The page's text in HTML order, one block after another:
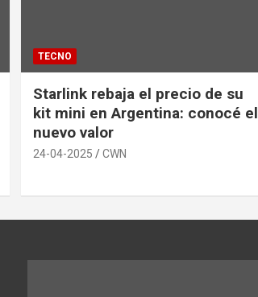
TECNO
Starlink rebaja el precio de su
kit mini en Argentina: conocé el
nuevo valor
24-04-2025 CWN